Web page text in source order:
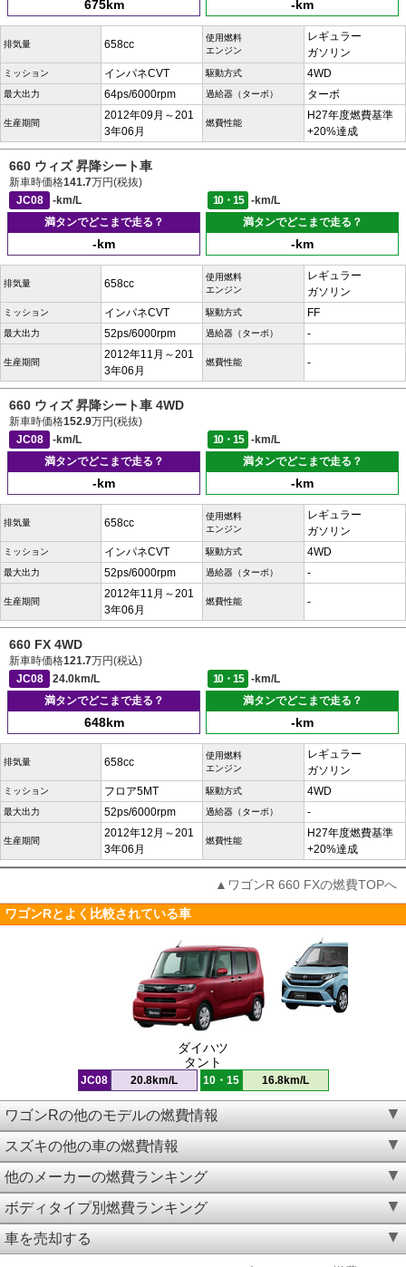
675km -km
排気量 658cc
使用燃料
エンジン
レギュラー
ガソリン
ミッション インパネCVT 駆動方式 4WD
最大出力 64ps/6000rpm 過給器（ターボ） ターボ
生産期間
2012年09月～201
3年06月
燃費性能
H27年度燃費基準
+20%達成
660 ウィズ 昇降シート車
新車時価格141.7万円(税抜)
JC08
-km/L 10・15
-km/L
満タンでどこまで走る？
-km
満タンでどこまで走る？
-km
排気量 658cc
使用燃料
エンジン
レギュラー
ガソリン
ミッション インパネCVT 駆動方式 FF
最大出力 52ps/6000rpm 過給器（ターボ） -
生産期間
2012年11月～201
3年06月
燃費性能 -
660 ウィズ 昇降シート車 4WD
新車時価格152.9万円(税抜)
JC08
-km/L 10・15
-km/L
満タンでどこまで走る？
-km
満タンでどこまで走る？
-km
排気量 658cc
使用燃料
エンジン
レギュラー
ガソリン
ミッション インパネCVT 駆動方式 4WD
最大出力 52ps/6000rpm 過給器（ターボ） -
生産期間
2012年11月～201
3年06月
燃費性能 -
660 FX 4WD
新車時価格121.7万円(税込)
JC08
24.0km/L 10・15
-km/L
満タンでどこまで走る？
648km
満タンでどこまで走る？
-km
排気量 658cc
使用燃料
エンジン
レギュラー
ガソリン
ミッション フロア5MT 駆動方式 4WD
最大出力 52ps/6000rpm 過給器（ターボ） -
生産期間
2012年12月～201
3年06月
燃費性能
H27年度燃費基準
+20%達成
▲ワゴンR 660 FXの燃費TOPへ
ワゴンRとよく比較されている車
ダイハツ
タント
JC08 20.8km/L 10・15 16.8km/L
ワゴンRの他のモデルの燃費情報
スズキの他の車の燃費情報
他のメーカーの燃費ランキング
ボディタイプ別燃費ランキング
車を売却する